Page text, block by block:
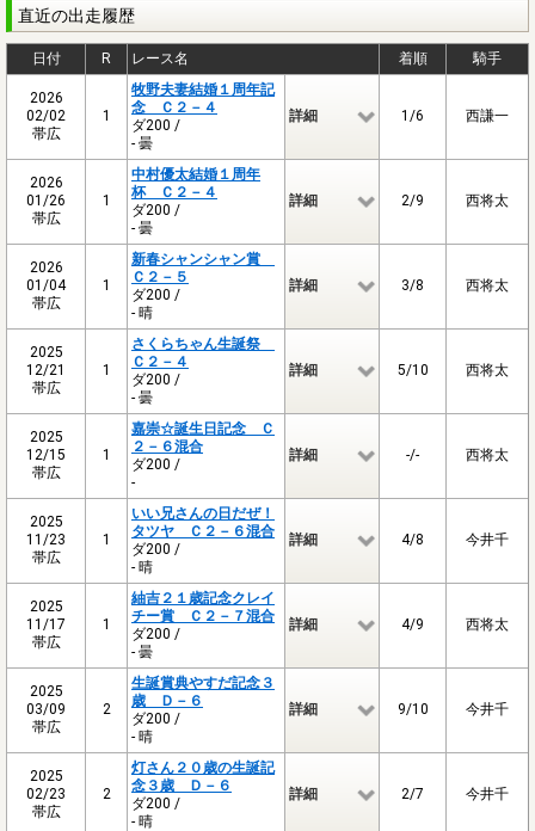
直近の出走履歴
日付 R レース名 着順 騎手
2026
02/02
帯広
1
牧野夫妻結婚１周年記
念 Ｃ２－４
ダ200 /
- 曇
詳細 1/6 西謙一
2026
01/26
帯広
1
中村優太結婚１周年
杯 Ｃ２－４
ダ200 /
- 曇
詳細 2/9 西将太
2026
01/04
帯広
1
新春シャンシャン賞
Ｃ２－５
ダ200 /
- 晴
詳細 3/8 西将太
2025
12/21
帯広
1
さくらちゃん生誕祭
Ｃ２－４
ダ200 /
- 曇
詳細 5/10 西将太
2025
12/15
帯広
1
嘉崇☆誕生日記念 Ｃ
２－６混合
ダ200 /
-
詳細 -/- 西将太
2025
11/23
帯広
1
いい兄さんの日だぜ！
タツヤ Ｃ２－６混合
ダ200 /
- 晴
詳細 4/8 今井千
2025
11/17
帯広
1
紬吉２１歳記念クレイ
チー賞 Ｃ２－７混合
ダ200 /
- 曇
詳細 4/9 西将太
2025
03/09
帯広
2
生誕賞典やすだ記念３
歳 Ｄ－６
ダ200 /
- 晴
詳細 9/10 今井千
2025
02/23
帯広
2
灯さん２０歳の生誕記
念３歳 Ｄ－６
ダ200 /
- 晴
詳細 2/7 今井千